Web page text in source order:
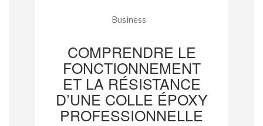
Business
COMPRENDRE LE
FONCTIONNEMENT
ET LA RÉSISTANCE
D’UNE COLLE ÉPOXY
PROFESSIONNELLE